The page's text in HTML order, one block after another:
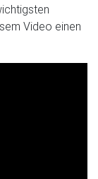
Video einen